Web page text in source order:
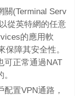
(Terminal Serv
從英特網的任意
的應用軟
保障其安全性。
可正常通過NAT
置VPN通路，